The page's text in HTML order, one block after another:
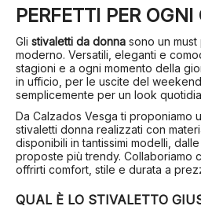
PERFETTI PER
Gli stivaletti da donna sono un
moderno. Versatili, eleganti e
stagioni e a ogni momento della
in ufficio, per le uscite del
semplicemente per un look
Da Calzados Vesga ti proponiamo
stivaletti donna realizzati con
disponibili in tantissimi modelli,
proposte più trendy. Collaboriamo
offrirti comfort, stile e durata a
QUAL È LO STIVALETTO